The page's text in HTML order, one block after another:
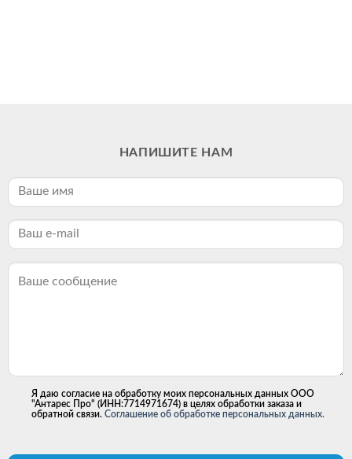
НАПИШИТЕ НАМ
Я даю согласие на обработку моих персональных данных ООО
"Антарес Про" (ИНН:7714971674) в целях обработки заказа и
обратной связи. Соглашение об обработке персональных данных.